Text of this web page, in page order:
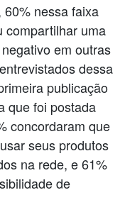
nessa faixa
compartilhar uma
em outras
dessa
publicação
que foi postada
concordaram que
seus produtos
na rede, e 61%
de